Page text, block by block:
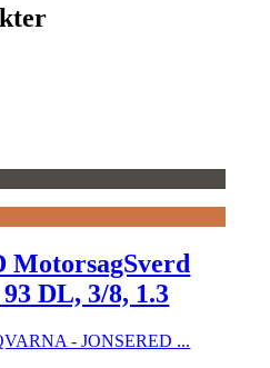
MotorsagSverd
DL, 3/8, 1.3
- JONSERED ...